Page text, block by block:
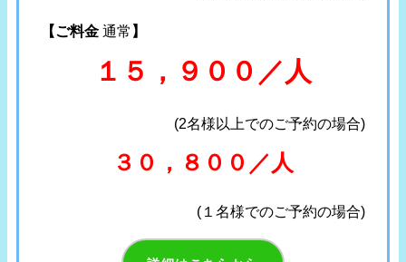
【ご料金 通常 】
１５，９００／人
(2名様以上でのご予約の場合)
３０，８００／人
(１名様でのご予約の場合)